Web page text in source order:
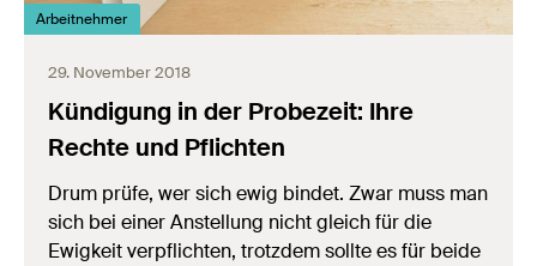
Arbeitnehmer
29. November 2018
Kündigung in der Probezeit: Ihre
Rechte und Pflichten
Drum prüfe, wer sich ewig bindet. Zwar muss man
sich bei einer Anstellung nicht gleich für die
Ewigkeit verpflichten, trotzdem sollte es für beide